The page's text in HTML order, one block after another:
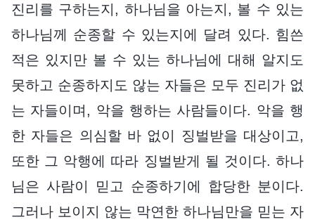
진리를 구하는지, 하나님을 아는지, 볼 수 있는
하나님께 순종할 수 있는지에 달려 있다. 힘쓴
적은 있지만 볼 수 있는 하나님에 대해 알지도
못하고 순종하지도 않는 자들은 모두 진리가 없
는 자들이며, 악을 행하는 사람들이다. 악을 행
한 자들은 의심할 바 없이 징벌받을 대상이고,
또한 그 악행에 따라 징벌받게 될 것이다. 하나
님은 사람이 믿고 순종하기에 합당한 분이다.
그러나 보이지 않는 막연한 하나님만을 믿는 자